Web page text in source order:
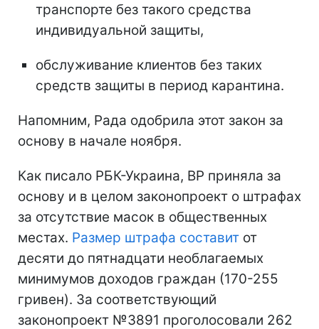
транспорте без такого средства
индивидуальной защиты,
обслуживание клиентов без таких
средств защиты в период карантина.
Напомним, Рада одобрила этот закон за
основу в начале ноября.
Как писало РБК-Украина, ВР приняла за
основу и в целом законопроект о штрафах
за отсутствие масок в общественных
местах. Размер штрафа составит от
десяти до пятнадцати необлагаемых
минимумов доходов граждан (170-255
гривен). За соответствующий
законопроект №3891 проголосовали 262